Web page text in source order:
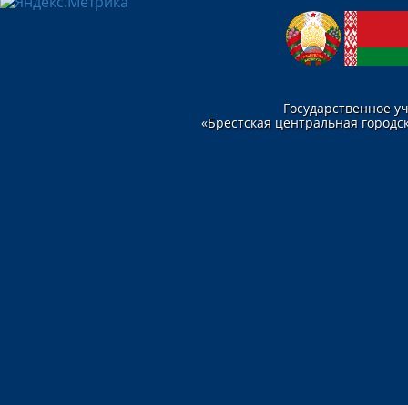
Государственное
«Брестская центральная